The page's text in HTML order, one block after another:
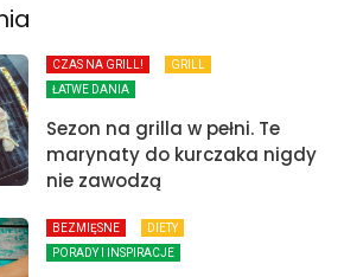
CZAS NA GRILL!
GRILL
ŁATWE DANIA
Sezon na grilla w pełni. Te
marynaty do kurczaka nigdy
nie zawodzą
BEZMIĘSNE
DIETY
PORADY I INSPIRACJE